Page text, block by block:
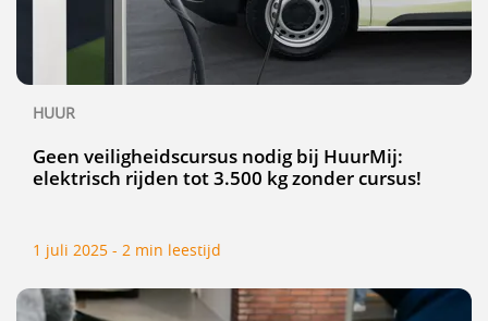
HUUR
Geen veiligheidscursus nodig bij HuurMij:
elektrisch rijden tot 3.500 kg zonder cursus!
1 juli 2025 - 2 min leestijd